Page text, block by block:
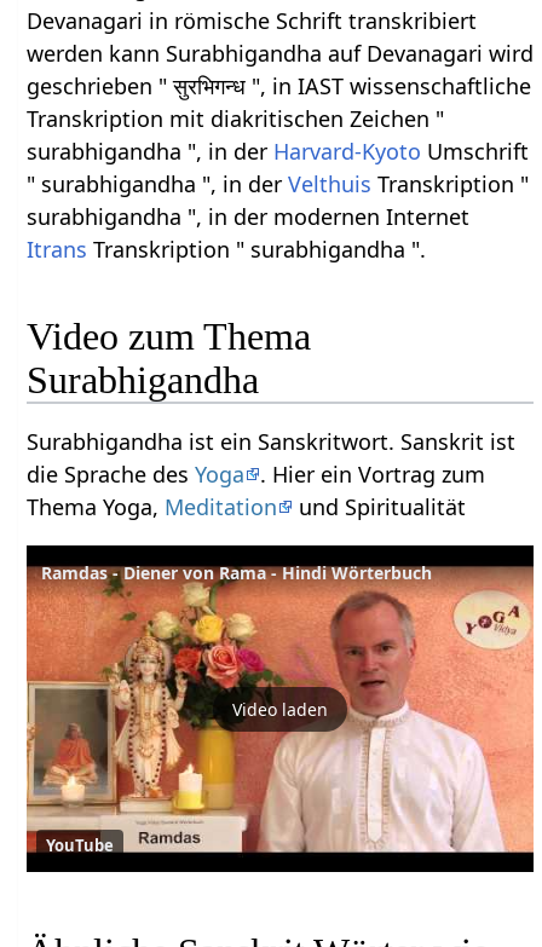
Devanagari in römische Schrift transkribiert
werden kann Surabhigandha auf Devanagari wird
geschrieben " सुरभिगन्ध ", in IAST wissenschaftliche
Transkription mit diakritischen Zeichen "
surabhigandha ", in der Harvard-Kyoto Umschrift
" surabhigandha ", in derVelthuis Transkription "
surabhigandha ", in der modernen Internet
Itrans Transkription " surabhigandha ".
Video zum Thema
Surabhigandha
Surabhigandha ist ein Sanskritwort. Sanskrit ist
die Sprache desYoga
. Hier ein Vortrag zum
Thema Yoga, Meditation und Spiritualität
Ramdas - Diener von Rama - Hindi Wörterbuch
Video laden
YouTube